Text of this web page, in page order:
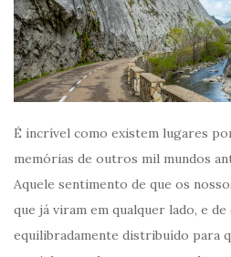
É incrível como existem lugares
memórias de outros mil mundos
Aquele sentimento de que os
que já viram em qualquer lado, e
equilibradamente distribuído para